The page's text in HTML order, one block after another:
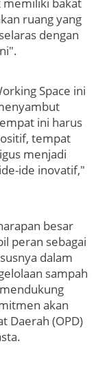
memiliki bakat
ruang yang
dengan
Space ini
ini harus
tempat
menjadi
ide inovatif,"
besar
peran sebagai
dalam
sampah
akan
Daerah (OPD)